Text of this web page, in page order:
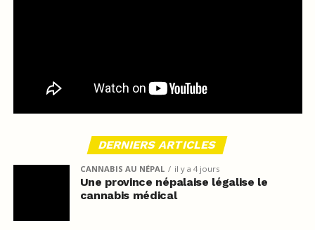
DERNIERS ARTICLES
CANNABIS AU NÉPAL il y a 4 jours
Une province népalaise légalise le
cannabis médical